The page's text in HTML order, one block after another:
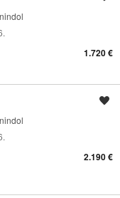
1.720 €
2.190 €